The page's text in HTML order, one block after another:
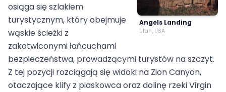
Angels Landing
Utah, USA
osiąga się szlakiem
turystycznym, który obejmuje
wąskie ścieżki z
zakotwiconymi łańcuchami
bezpieczeństwa, prowadzącymi turystów na szczyt.
Z tej pozycji rozciągają się widoki na Zion Canyon,
otaczające klify z piaskowca oraz dolinę rzeki Virgin